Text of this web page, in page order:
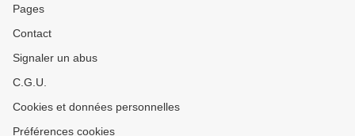
Pages
Contact
Signaler un abus
C.G.U.
Cookies et données personnelles
Préférences cookies